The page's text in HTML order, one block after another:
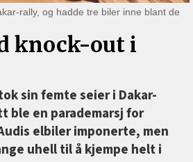
rally, og hadde tre biler inne blant de
knock-out i
sin femte seier i Dakar-
ble en parademarsj for
elbiler imponerte, men
uhell til å kjempe helt i